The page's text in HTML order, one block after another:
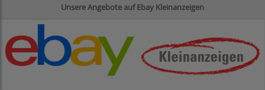
Unsere Angebote auf Ebay Kleinanzeigen